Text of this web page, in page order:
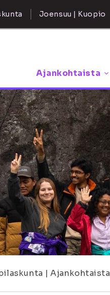
Joensuu | Kuopio
Ajankohtaista
| Ajankohtaista